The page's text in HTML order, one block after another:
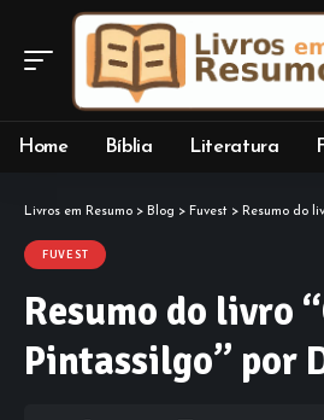
Home Bíblia Literatura
Livros em Resumo > Blog > Fuvest > Resumo do
FUVEST
Resumo do livro
Pintassilgo” por